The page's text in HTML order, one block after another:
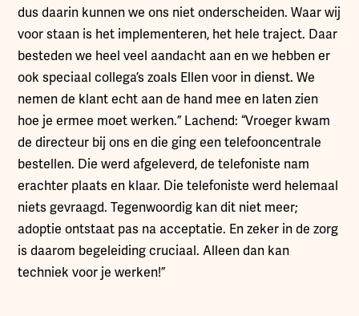
dus daarin kunnen we ons niet onderscheiden. Waar wij
voor staan is het implementeren, het hele traject. Daar
besteden we heel veel aandacht aan en we hebben er
ook speciaal collega’s zoals Ellen voor in dienst. We
nemen de klant echt aan de hand mee en laten zien
hoe je ermee moet werken.” Lachend: “Vroeger kwam
de directeur bij ons en die ging een telefooncentrale
bestellen. Die werd afgeleverd, de telefoniste nam
erachter plaats en klaar. Die telefoniste werd helemaal
niets gevraagd. Tegenwoordig kan dit niet meer;
adoptie ontstaat pas na acceptatie. En zeker in de zorg
is daarom begeleiding cruciaal. Alleen dan kan
techniek voor je werken!”